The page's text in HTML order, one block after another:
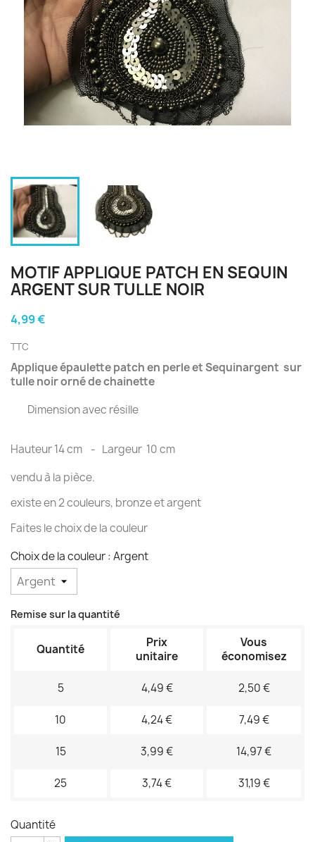
MOTIF APPLIQUE PATCH EN SEQUIN
ARGENT SUR TULLE NOIR
4,99 €
TTC
Applique épaulette patch en perle et Sequinargent sur
tulle noir orné de chainette
Dimension avec résille
Hauteur 14 cm - Largeur 10 cm
vendu à la pièce.
existe en 2 couleurs, bronze et argent
Faites le choix de la couleur
Choix de la couleur : Argent
Remise sur la quantité
Quantité
Prix
unitaire
Vous
économisez
5 4,49 € 2,50 €
10 4,24 € 7,49 €
15 3,99 € 14,97 €
25 3,74 € 31,19 €
Quantité